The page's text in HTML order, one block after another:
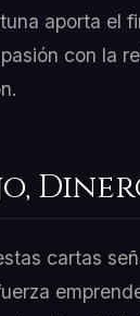
aporta el
con la
cartas